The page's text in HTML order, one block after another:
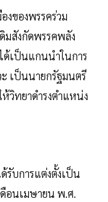
งของพรรคร่วม
มสังกัดพรรคพลัง
เป็นแกนนำในการ
เป็นนายกรัฐมนตรี
วิทยาดำรงตำแหน่ง
รับการแต่งตั้งเป็น
อนเมษายน พ.ศ.